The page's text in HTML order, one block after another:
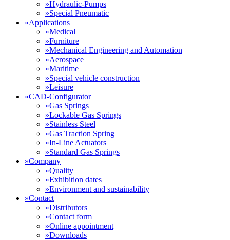
»Hydraulic-Pumps
»Special Pneumatic
»Applications
»Medical
»Furniture
»Mechanical Engineering and Automation
»Aerospace
»Maritime
»Special vehicle construction
»Leisure
»CAD-Configurator
»Gas Springs
»Lockable Gas Springs
»Stainless Steel
»Gas Traction Spring
»In-Line Actuators
»Standard Gas Springs
»Company
»Quality
»Exhibition dates
»Environment and sustainability
»Contact
»Distributors
»Contact form
»Online appointment
»Downloads